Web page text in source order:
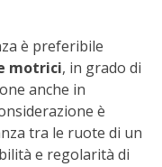
è preferibile
motrici, in grado di
anche in
è
tra le ruote di un
e regolarità di